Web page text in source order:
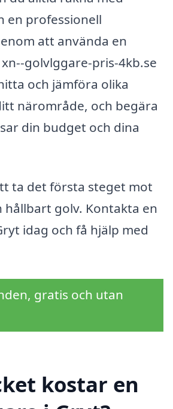
en professionell
att använda en
golvlggare-pris-4kb.se
och jämföra olika
närområde, och begära
din budget och dina
ta det första steget mot
hållbart golv. Kontakta en
idag och få hjälp med
gratis och utan
kostar en